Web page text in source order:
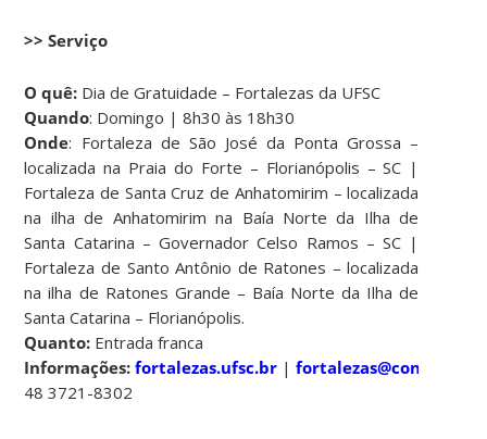
>> Serviço
O quê: Dia de Gratuidade – Fortalezas da UFSC
Quando: Domingo | 8h30 às 18h30
Onde: Fortaleza de São José da Ponta Grossa –
localizada na Praia do Forte – Florianópolis – SC |
Fortaleza de Santa Cruz de Anhatomirim – localizada
na ilha de Anhatomirim na Baía Norte da Ilha de
Santa Catarina – Governador Celso Ramos – SC |
Fortaleza de Santo Antônio de Ratones – localizada
na ilha de Ratones Grande – Baía Norte da Ilha de
Santa Catarina – Florianópolis.
Quanto: Entrada franca
Informações: fortalezas.ufsc.br |
48 3721-8302